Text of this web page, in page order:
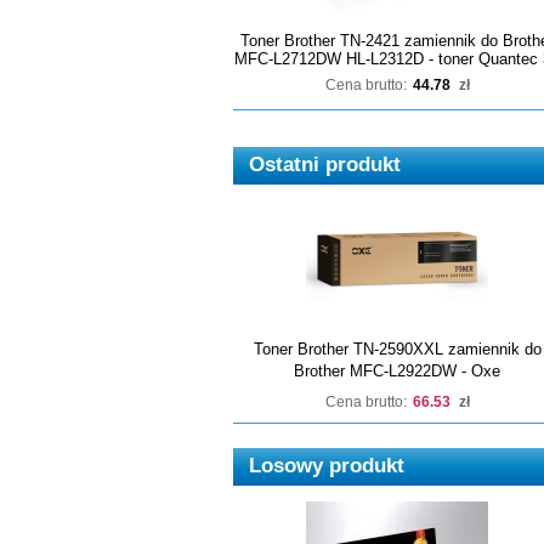
Toner Brother TN-2421 zamiennik do
MFC-L2712DW HL-L2312D - toner Quantec
Cena brutto: 44.78 zł
Ostatni produkt
Toner Brother TN-2590XXL zamiennik do
Brother MFC-L2922DW - Oxe
Cena brutto: 66.53 zł
Losowy produkt